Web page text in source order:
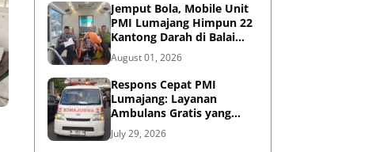
Jemput Bola, Mobile Unit
PMI Lumajang Himpun 22
Kantong Darah di Balai
Desa Jatirejo Kunir
August 01, 2026
Respons Cepat PMI
Lumajang: Layanan
Ambulans Gratis yang
Wajib Diketahui Warga
July 29, 2026